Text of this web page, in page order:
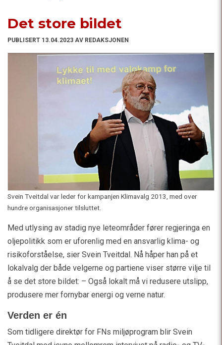
Det store bildet
PUBLISERT 13.04.2023 AV REDAKSJONEN
Svein Tveitdal var leder for kampanjen Klimavalg 2013, med over
hundre organisasjoner tilsluttet.
Med utlysing av stadig nye leteområder fører regjeringa en
oljepolitikk som er uforenlig med en ansvarlig klima- og
risikoforståelse, sier Svein Tveitdal. Nå håper han på et
lokalvalg der både velgerne og partiene viser større vilje til
å se det store bildet: – Også lokalt må vi redusere utslipp,
produsere mer fornybar energi og verne natur.
Verden er én
Som tidligere direktør for FNs miljøprogram blir Svein